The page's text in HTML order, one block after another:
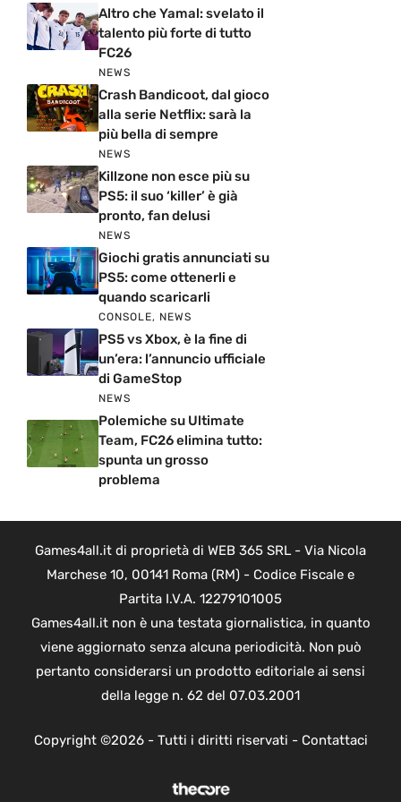
Altro che Yamal: svelato il
talento più forte di tutto
FC26
NEWS
Crash Bandicoot, dal gioco
alla serie Netflix: sarà la
più bella di sempre
NEWS
Killzone non esce più su
PS5: il suo ‘killer’ è già
pronto, fan delusi
NEWS
Giochi gratis annunciati su
PS5: come ottenerli e
quando scaricarli
CONSOLE, NEWS
PS5 vs Xbox, è la fine di
un’era: l’annuncio ufficiale
di GameStop
NEWS
Polemiche su Ultimate
Team, FC26 elimina tutto:
spunta un grosso
problema
Games4all.it di proprietà di WEB 365 SRL - Via Nicola
Marchese 10, 00141 Roma (RM) - Codice Fiscale e
Partita I.V.A. 12279101005
Games4all.it non è una testata giornalistica, in quanto
viene aggiornato senza alcuna periodicità. Non può
pertanto considerarsi un prodotto editoriale ai sensi
della legge n. 62 del 07.03.2001
Copyright ©2026 - Tutti i diritti riservati - Contattaci